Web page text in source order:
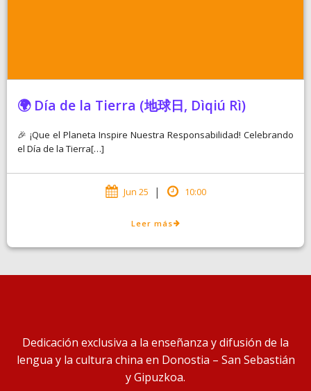
🌍 Día de la Tierra (地球日, Dìqiú Rì)
🎉 ¡Que el Planeta Inspire Nuestra Responsabilidad! Celebrando
el Día de la Tierra[…]
Jun 25 | 10:00
Leer más
Dedicación exclusiva a la enseñanza y difusión de la
lengua y la cultura china en Donostia – San Sebastián
y Gipuzkoa.